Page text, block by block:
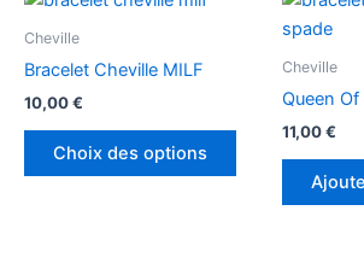
produit
Cheville
Bracelet Cheville MILF
10,00€
Choix des options
produit
options
peuvent
Cheville
Queen Of
11,00€